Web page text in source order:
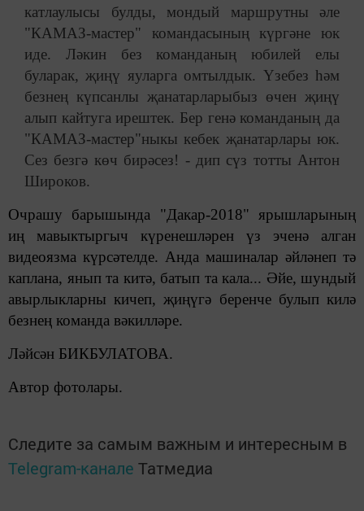
катлаулысы булды, мондый маршрутны әле
"КАМАЗ-мастер" командасының күргәне юк
иде. Ләкин без команданың юбилей елы
буларак, җиңү яуларга омтылдык. Үзебез һәм
безнең күпсанлы җанатарларыбыз өчен җиңү
алып кайтуга ирештек. Бер генә команданың да
"КАМАЗ-мастер"ныкы кебек җанатарлары юк.
Сез безгә көч бирәсез! - дип сүз тотты Антон
Широков.
Очрашу барышында "Дакар-2018" ярышларының
иң мавыктыргыч күренешләрен үз эченә алган
видеоязма күрсәтелде. Анда машиналар әйләнеп тә
каплана, янып та китә, батып та кала... Әйе, шундый
авырлыкларны кичеп, җиңүгә беренче булып килә
безнең команда вәкилләре.
Ләйсән БИКБУЛАТОВА.
Автор фотолары.
Следите за самым важным и интересным в
Telegram-канале Татмедиа